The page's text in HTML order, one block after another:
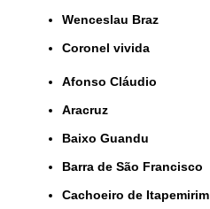
Wenceslau Braz
coronel vivida
Afonso Cláudio
Aracruz
Baixo Guandu
Barra de São Francisco
Cachoeiro de Itapemirim